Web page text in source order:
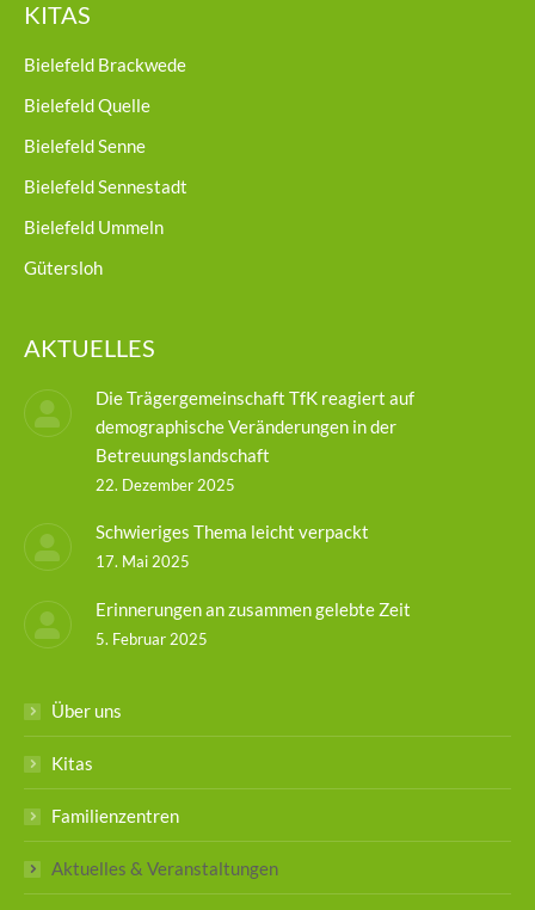
KITAS
Bielefeld Brackwede
Bielefeld Quelle
Bielefeld Senne
Bielefeld Sennestadt
Bielefeld Ummeln
Gütersloh
AKTUELLES
Die Trägergemeinschaft TfK reagiert auf
demographische Veränderungen in der
Betreuungslandschaft
22. Dezember 2025
Schwieriges Thema leicht verpackt
17. Mai 2025
Erinnerungen an zusammen gelebte Zeit
5. Februar 2025
Über uns
Kitas
Familienzentren
Aktuelles & Veranstaltungen